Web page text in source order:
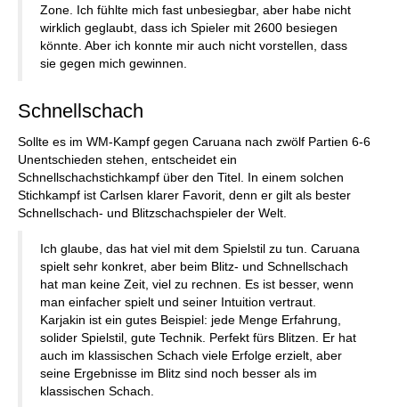
Zone. Ich fühlte mich fast unbesiegbar, aber habe nicht
wirklich geglaubt, dass ich Spieler mit 2600 besiegen
könnte. Aber ich konnte mir auch nicht vorstellen, dass
sie gegen mich gewinnen.
Schnellschach
Sollte es im WM-Kampf gegen Caruana nach zwölf Partien 6-6
Unentschieden stehen, entscheidet ein
Schnellschachstichkampf über den Titel. In einem solchen
Stichkampf ist Carlsen klarer Favorit, denn er gilt als bester
Schnellschach- und Blitzschachspieler der Welt.
Ich glaube, das hat viel mit dem Spielstil zu tun. Caruana
spielt sehr konkret, aber beim Blitz- und Schnellschach
hat man keine Zeit, viel zu rechnen. Es ist besser, wenn
man einfacher spielt und seiner Intuition vertraut.
Karjakin ist ein gutes Beispiel: jede Menge Erfahrung,
solider Spielstil, gute Technik. Perfekt fürs Blitzen. Er hat
auch im klassischen Schach viele Erfolge erzielt, aber
seine Ergebnisse im Blitz sind noch besser als im
klassischen Schach.